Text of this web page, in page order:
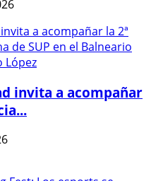
invita a acompañar